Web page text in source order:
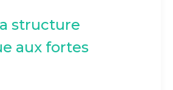
structure
aux fortes